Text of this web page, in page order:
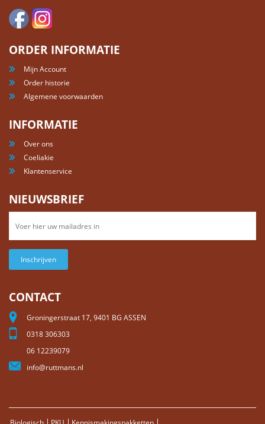
ORDER INFORMATIE
Mijn Account
Order historie
Algemene voorwaarden
INFORMATIE
Over ons
Coeliakie
Klantenservice
NIEUWSBRIEF
Inschrijven
CONTACT
Groningerstraat 17, 9401 BG ASSEN
0318 306303
06 12239079
info@ruttmans.nl